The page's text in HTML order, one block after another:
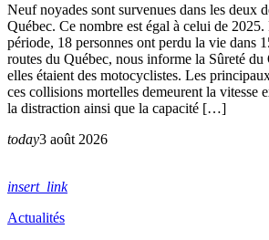
Neuf noyades sont survenues dans les deux
Québec. Ce nombre est égal à celui de 2025.
période, 18 personnes ont perdu la vie dans
routes du Québec, nous informe la Sûreté
elles étaient des motocyclistes. Les
ces collisions mortelles demeurent la vitesse
la distraction ainsi que la capacité […]
today3 août 2026
insert_link
Actualités